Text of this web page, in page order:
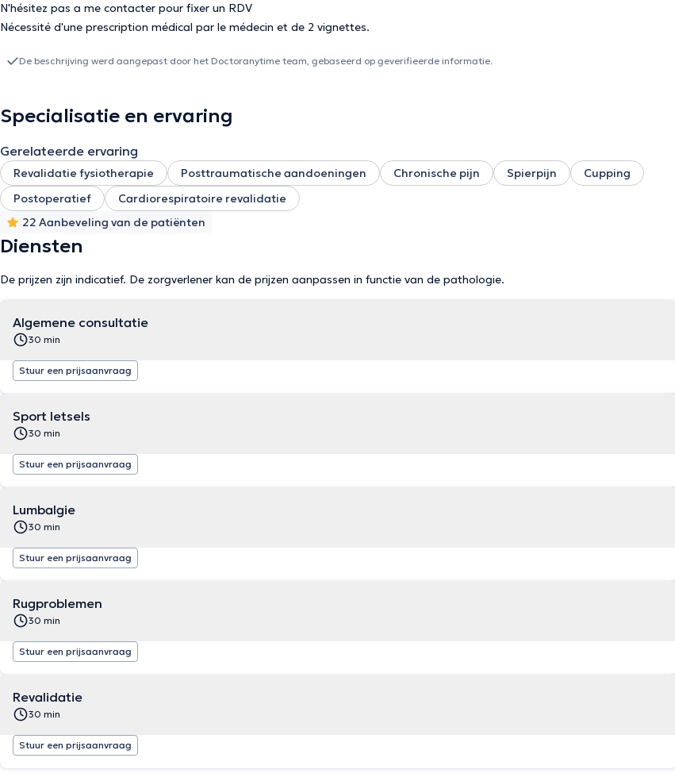
N'hésitez pas a me contacter pour fixer un RDV
Nécessité d'une prescription médical par le médecin et de 2 vignettes.
De beschrijving werd aangepast door het Doctoranytime team, gebaseerd op geverifieerde informatie.
Specialisatie en ervaring
Gerelateerde ervaring
Revalidatie fysiotherapie Posttraumatische aandoeningen Chronische pijn Spierpijn
Cupping
Postoperatief
Cardiorespiratoire revalidatie
22 Aanbeveling van de patiënten
Diensten
De prijzen zijn indicatief. De zorgverlener kan de prijzen aanpassen in functie van de pathologie.
Algemene consultatie
30 min
Stuur een prijsaanvraag
Sport letsels
30 min
Stuur een prijsaanvraag
Lumbalgie
30 min
Stuur een prijsaanvraag
Rugproblemen
30 min
Stuur een prijsaanvraag
Revalidatie
30 min
Stuur een prijsaanvraag